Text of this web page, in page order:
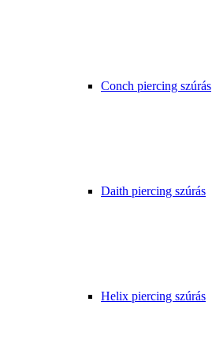
Conch piercing szúrás
Daith piercing szúrás
Helix piercing szúrás